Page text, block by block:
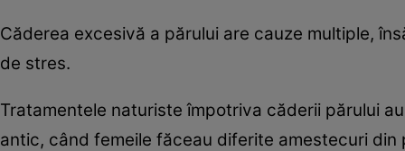
Căderea excesivă a părului are cauze multiple,
de stres.
Tratamentele naturiste împotriva căderii părului
antic, când femeile făceau diferite amestecuri